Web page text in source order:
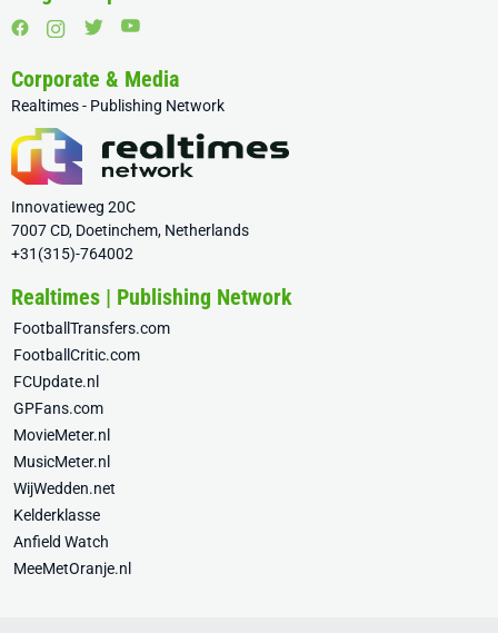
Corporate & Media
Realtimes - Publishing Network
Innovatieweg 20C
7007 CD, Doetinchem, Netherlands
+31(315)-764002
Realtimes | Publishing Network
FootballTransfers.com
FootballCritic.com
FCUpdate.nl
GPFans.com
MovieMeter.nl
MusicMeter.nl
WijWedden.net
Kelderklasse
Anfield Watch
MeeMetOranje.nl